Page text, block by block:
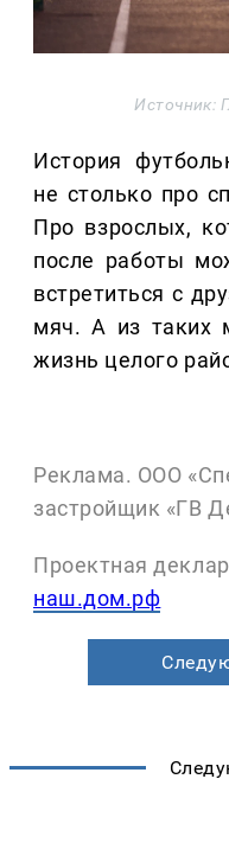
Источник:
История
не столько про
Про взрослых,
после работы
встретиться с
мяч. А из таких
жизнь целого
Реклама. ООО
застройщик «ГВ
Проектная
наш.дом.рф